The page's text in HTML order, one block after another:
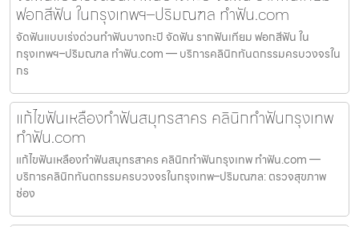
ฟอกสีฟัน ในกรุงเทพฯ–ปริมณฑล ทำฟัน.com
จัดฟันแบบเร่งด่วนทำฟันบางกะปิ จัดฟัน รากฟันเทียม ฟอกสีฟัน ใน
กรุงเทพฯ–ปริมณฑล ทำฟัน.com — บริการคลินิกทันตกรรมครบวงจรใน
กร
แก้ไขฟันเหลืองทำฟันสมุทรสาคร คลินิกทำฟันกรุงเทพ
ทำฟัน.com
แก้ไขฟันเหลืองทำฟันสมุทรสาคร คลินิกทำฟันกรุงเทพ ทำฟัน.com —
บริการคลินิกทันตกรรมครบวงจรในกรุงเทพ–ปริมณฑล: ตรวจสุขภาพ
ช่อง